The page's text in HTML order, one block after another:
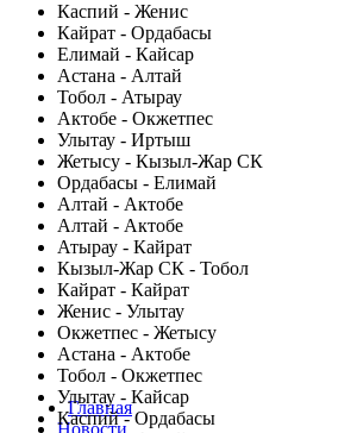
Каспий - Женис
Кайрат - Ордабасы
Елимай - Кайсар
Астана - Алтай
Тобол - Атырау
Актобе - Окжетпес
Улытау - Иртыш
Жетысу - Кызыл-Жар СК
Ордабасы - Елимай
Алтай - Актобе
Алтай - Актобе
Атырау - Кайрат
Кызыл-Жар СК - Тобол
Кайрат - Кайрат
Женис - Улытау
Окжетпес - Жетысу
Астана - Актобе
Тобол - Окжетпес
Улытау - Кайсар
Каспий - Ордабасы
Главная